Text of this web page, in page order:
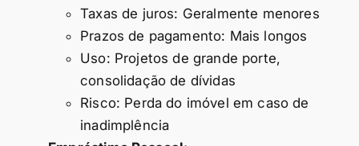
Taxas de juros: Geralmente menores
Prazos de pagamento: Mais longos
Uso: Projetos de grande porte,
consolidação de dívidas
Risco: Perda do imóvel em caso de
inadimplência